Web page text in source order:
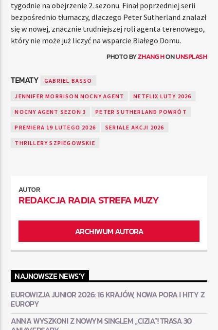
tygodnie na obejrzenie 2. sezonu. Finał poprzedniej serii
bezpośrednio tłumaczy, dlaczego Peter Sutherland znalazł
się w nowej, znacznie trudniejszej roli agenta terenowego,
który nie może już liczyć na wsparcie Białego Domu.
PHOTO BYZHANG HONUNSPLASH
TEMATY GABRIEL BASSO
JENNIFER MORRISON NOCNY AGENT NETFLIX LUTY 2026
NOCNY AGENT SEZON 3 PETER SUTHERLAND POWRÓT
PREMIERA 19 LUTEGO 2026 SERIALE AKCJI 2026
THRILLERY SZPIEGOWSKIE
AUTOR
REDAKCJA RADIA STREFA MUZY
ARCHIWUM AUTORA
NAJNOWSZE NEWS'Y
EUROWIZJA JUNIOR 2026: 16 KRAJÓW, NOWA PORA I HITY Z
EUROPY
ANNA WYSZKONI Z NOWYM SINGLEM „CIZIA”! TRASA 30